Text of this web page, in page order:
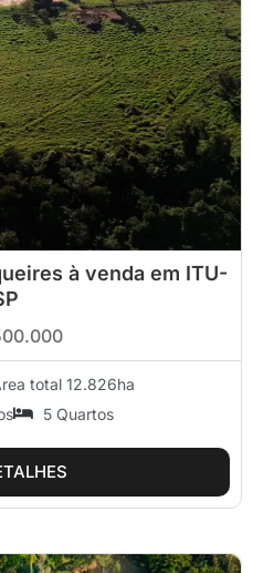
à venda em ITU-
total 12.826ha
5 Quartos